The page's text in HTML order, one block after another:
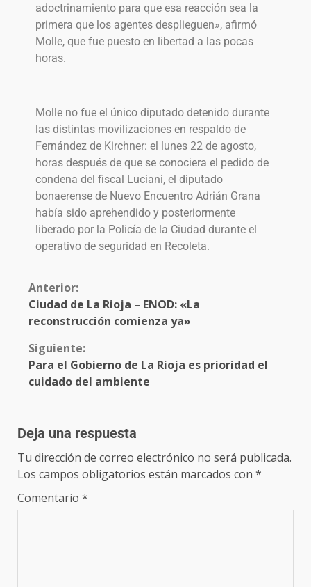
adoctrinamiento para que esa reacción sea la
primera que los agentes desplieguen», afirmó
Molle, que fue puesto en libertad a las pocas
horas.
Molle no fue el único diputado detenido durante
las distintas movilizaciones en respaldo de
Fernández de Kirchner: el lunes 22 de agosto,
horas después de que se conociera el pedido de
condena del fiscal Luciani, el diputado
bonaerense de Nuevo Encuentro Adrián Grana
había sido aprehendido y posteriormente
liberado por la Policía de la Ciudad durante el
operativo de seguridad en Recoleta.
Anterior:
Ciudad de La Rioja – ENOD: «La
reconstrucción comienza ya»
Siguiente:
Para el Gobierno de La Rioja es prioridad el
cuidado del ambiente
Deja una respuesta
Tu dirección de correo electrónico no será publicada.
Los campos obligatorios están marcados con *
Comentario *